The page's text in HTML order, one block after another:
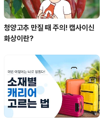
청양고추 만질 때 주의! 캡사이신
화상이란?